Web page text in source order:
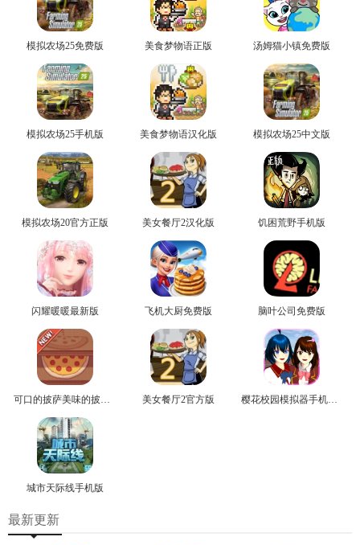
模拟农场25免费版 美食梦物语正版 汤姆猫小镇免费版
模拟农场25手机版 美食梦物语汉化版 模拟农场25中文版
模拟农场20官方正版 美女餐厅2汉化版 饥困荒野手机版
闪耀暖暖最新版 飞机大厨免费版 脑叶公司免费版
可口的披萨美味的披萨安卓版 美女餐厅2官方版 樱花校园模拟器手机正版
城市天际线手机版
最新更新